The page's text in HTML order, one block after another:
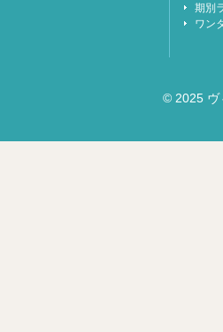
期別
ワン
© 2025 ヴ